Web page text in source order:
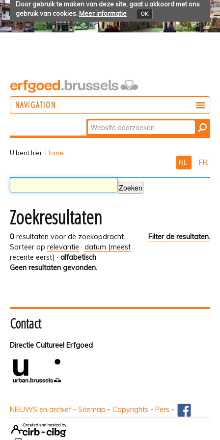
Door gebruik te maken van deze site, gaat u akkoord met ons
gebruik van cookies. Meer informatie OK
NAVIGATION
Zoek
Geavanceerd
U bent hier: Home
NL FR
Zoekresultaten
0 resultaten voor de zoekopdracht.
Filter de resultaten.
Sorteer op relevantie · datum (meest
recente eerst) · alfabetisch
Geen resultaten gevonden.
Contact
Directie Cultureel Erfgoed
NIEUWS en archief - Sitemap - Copyrights - Pers -